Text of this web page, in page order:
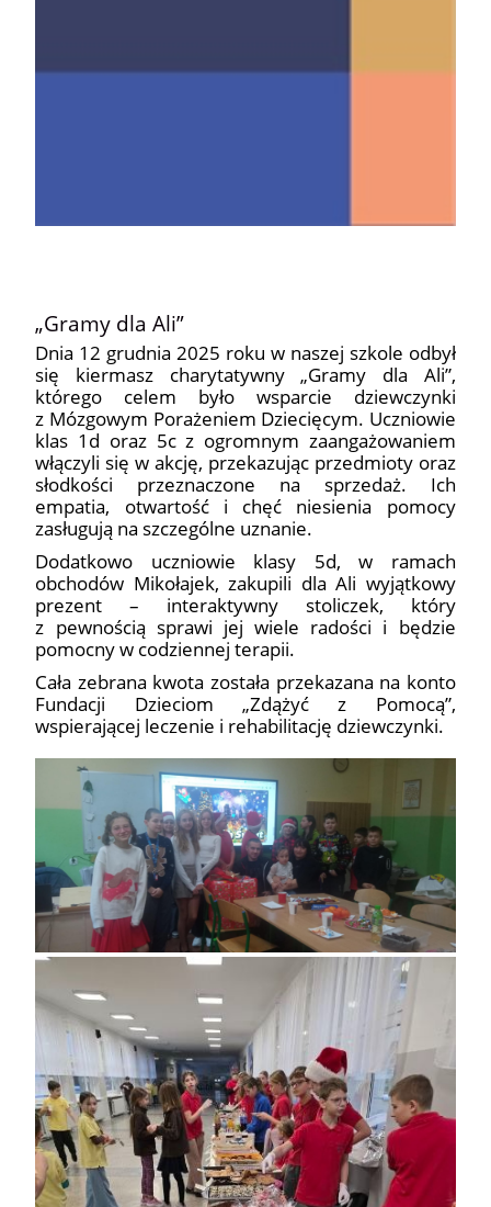
„Gramy dla Ali”
Dnia 12 grudnia 2025 roku w naszej szkole odbył
się kiermasz charytatywny „Gramy dla Ali”,
którego celem było wsparcie dziewczynki
z Mózgowym Porażeniem Dziecięcym. Uczniowie
klas 1d oraz 5c z ogromnym zaangażowaniem
włączyli się w akcję, przekazując przedmioty oraz
słodkości przeznaczone na sprzedaż. Ich
empatia, otwartość i chęć niesienia pomocy
zasługują na szczególne uznanie.
Dodatkowo uczniowie klasy 5d, w ramach
obchodów Mikołajek, zakupili dla Ali wyjątkowy
prezent – interaktywny stoliczek, który
z pewnością sprawi jej wiele radości i będzie
pomocny w codziennej terapii.
Cała zebrana kwota została przekazana na konto
Fundacji Dzieciom „Zdążyć z Pomocą”,
wspierającej leczenie i rehabilitację dziewczynki.